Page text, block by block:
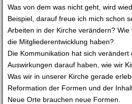
Was von dem was nicht geht, wird
Beispiel, darauf freue ich mich schon
Arbeiten in der Kirche verändern?
die Mitgliederentwicklung haben?
Die Kommunikation hat sich verändert
Auswirkungen darauf haben, wie wir
Was wir in unserer Kirche gerade
Reformation der Formen und der
Neue Orte brauchen neue Formen.